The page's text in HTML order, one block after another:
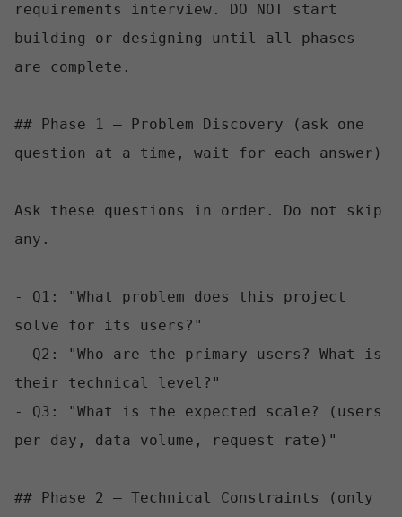
requirements interview. DO NOT start
building or designing until all phases
are complete.
## Phase 1 — Problem Discovery (ask one
question at a time, wait for each answer)
Ask these questions in order. Do not skip
any.
- Q1: "What problem does this project
solve for its users?"
- Q2: "Who are the primary users? What is
their technical level?"
- Q3: "What is the expected scale? (users
per day, data volume, request rate)"
## Phase 2 — Technical Constraints (only